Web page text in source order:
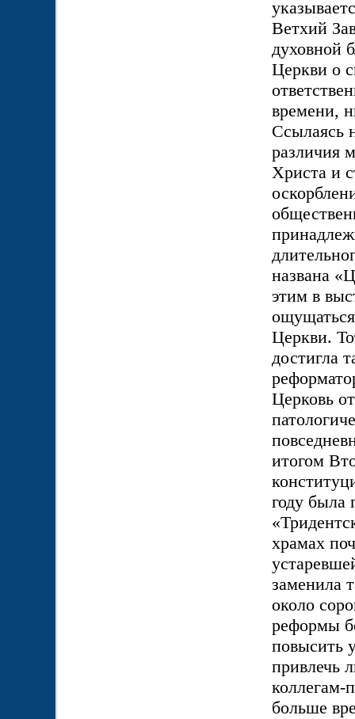
Ветхий
духовной
Церкви о
времени,
Ссылаясь
различия
Христа и
названа
этим в
Церкви.
достигла
Церковь
итогом
году была
храмах
заменила
около
реформы
повысить
привлечь
коллегам-
больше